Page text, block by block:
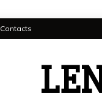
Contacts